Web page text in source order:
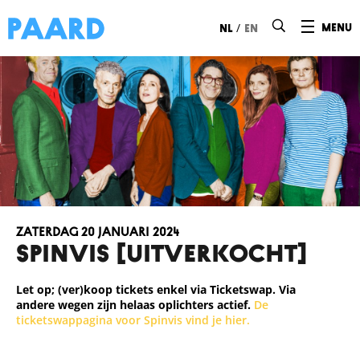
menu
nl / en
SPINVIS [uitverkocht]
zaterdag 20 januari 2024
Let op; (ver)koop tickets enkel via Ticketswap. Via
andere wegen zijn helaas oplichters actief. De
ticketswappagina voor Spinvis vind je hier.